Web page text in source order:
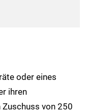
oder eines
ihren
von 250